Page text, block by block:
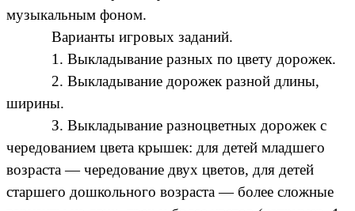
музыкальным фоном.
Варианты игровых заданий.
1. Выкладывание разных по цвету дорожек.
2. Выкладывание дорожек разной длины,
ширины.
З. Выкладывание разноцветных дорожек с
чередованием цвета крышек: для детей младшего
возраста — чередование двух цветов, для детей
старшего дошкольного возраста — более сложные